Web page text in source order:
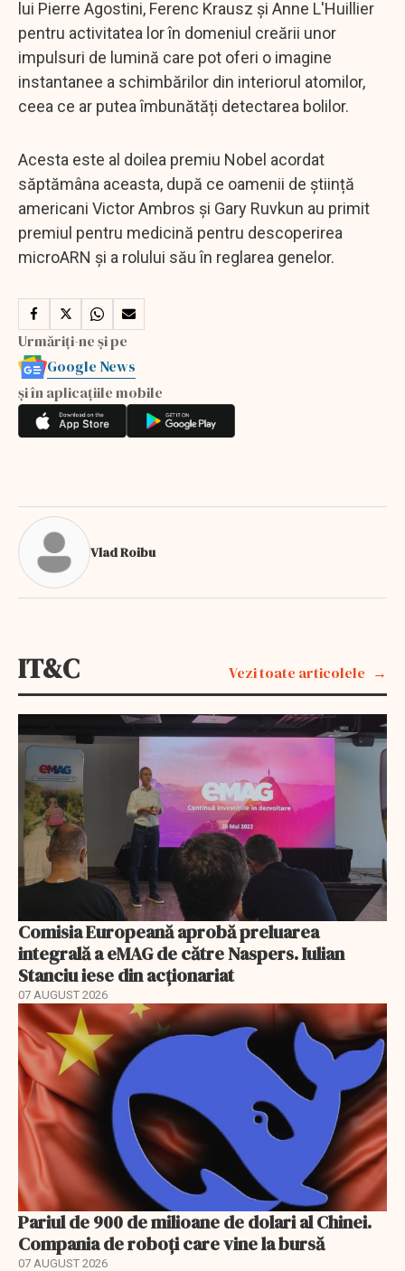
lui Pierre Agostini, Ferenc Krausz și Anne L'Huillier
pentru activitatea lor în domeniul creării unor
impulsuri de lumină care pot oferi o imagine
instantanee a schimbărilor din interiorul atomilor,
ceea ce ar putea îmbunătăți detectarea bolilor.
Acesta este al doilea premiu Nobel acordat
săptămâna aceasta, după ce oamenii de știință
americani Victor Ambros și Gary Ruvkun au primit
premiul pentru medicină pentru descoperirea
microARN și a rolului său în reglarea genelor.
Urmăriți-ne și pe
Google News
și în aplicațiile mobile
Vlad Roibu
IT&C Vezi toate articolele
Comisia Europeană aprobă preluarea
integrală a eMAG de către Naspers. Iulian
Stanciu iese din acționariat
07 AUGUST 2026
Pariul de 900 de milioane de dolari al Chinei.
Compania de roboți care vine la bursă
07 AUGUST 2026